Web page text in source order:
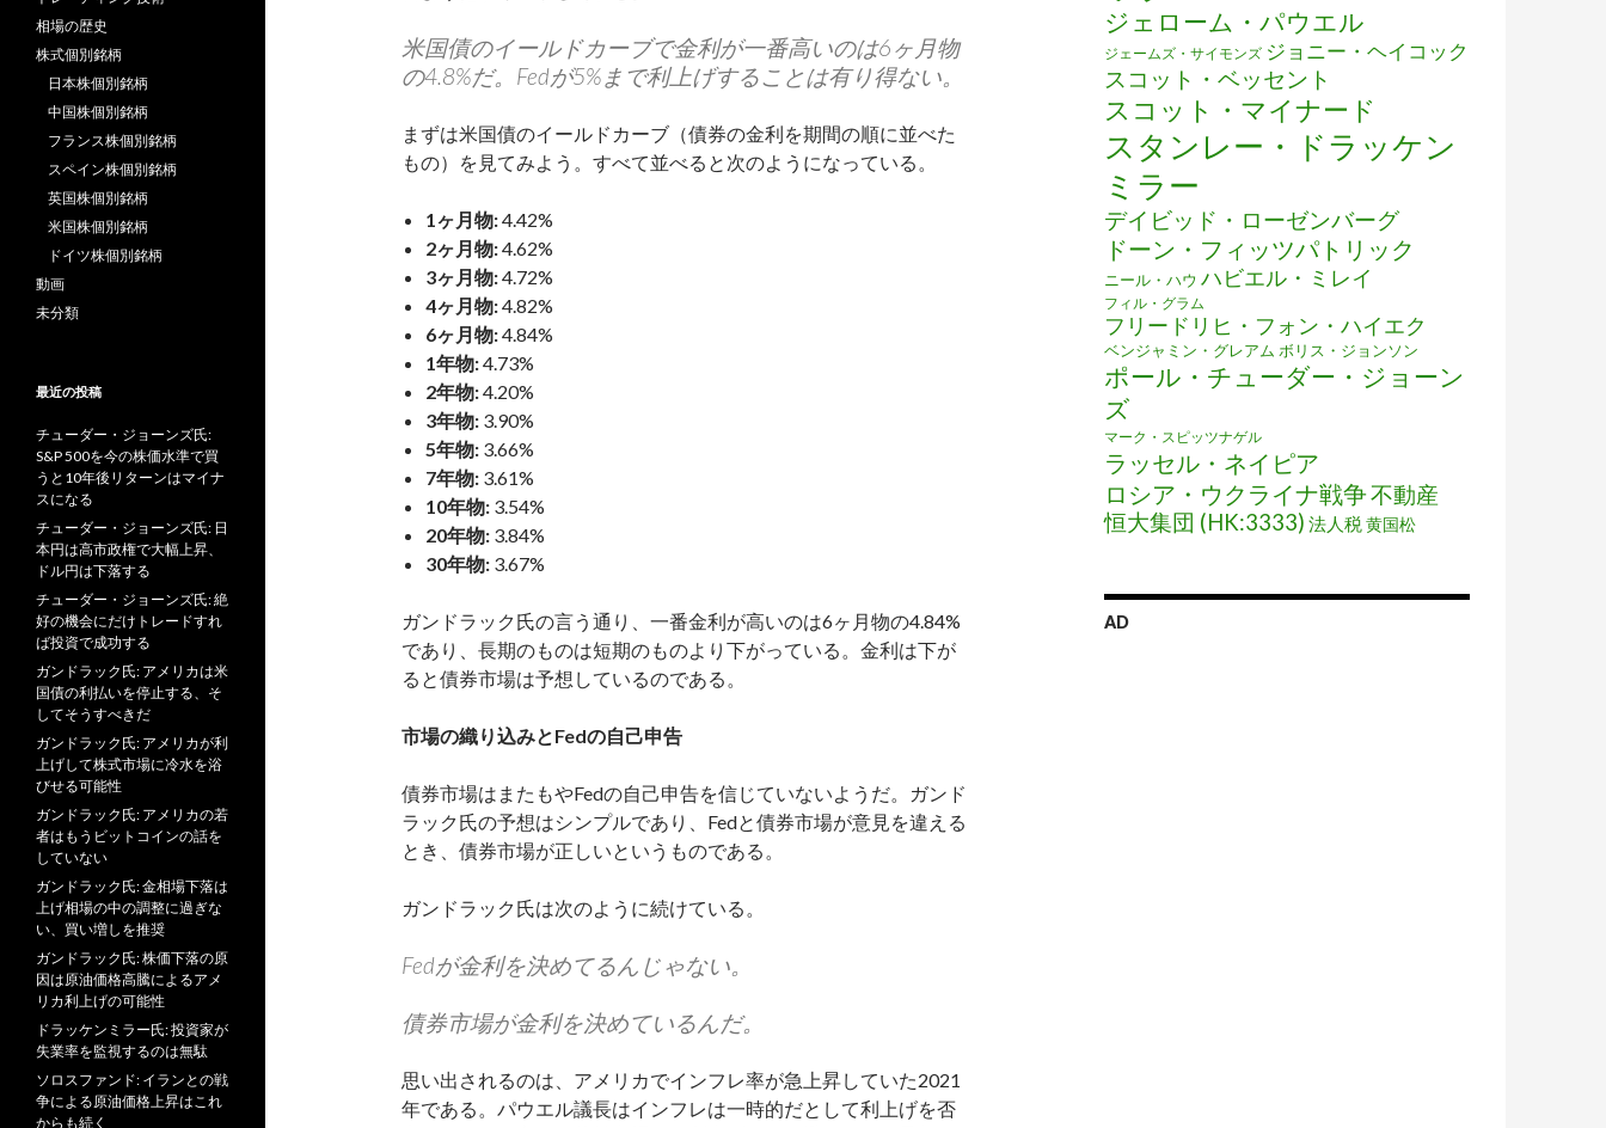
米国債のイールドカーブで金利が一番高いのは6ヶ月物
の4.8%だ。Fedが5%まで利上げすることは有り得ない。
まずは米国債のイールドカーブ（債券の金利を期間の順に並べた
もの）を見てみよう。すべて並べると次のようになっている。
1ヶ月物:4.42%
2ヶ月物:4.62%
3ヶ月物:4.72%
4ヶ月物:4.82%
6ヶ月物:4.84%
1年物:4.73%
2年物:4.20%
3年物: 3.90%
5年物: 3.66%
7年物: 3.61%
10年物: 3.54%
20年物: 3.84%
30年物: 3.67%
ガンドラック氏の言う通り、一番金利が高いのは6ヶ月物の4.84%
であり、長期のものは短期のものより下がっている。金利は下が
ると債券市場は予想しているのである。
市場の織り込みとFedの自己申告
債券市場はまたもやFedの自己申告を信じていないようだ。ガンド
ラック氏の予想はシンプルであり、Fedと債券市場が意見を違える
とき、債券市場が正しいというものである。
ガンドラック氏は次のように続けている。
Fedが金利を決めてるんじゃない。
債券市場が金利を決めているんだ。
思い出されるのは、アメリカでインフレ率が急上昇していた2021
年である。パウエル議長はインフレは一時的だとして利上げを否
ジェローム・パウエル
ジェームズ・サイモンズ ジョニー・ヘイコック
スコット・ベッセント
スコット・マイナード
スタンレー・ドラッケン
ミラー
デイビッド・ローゼンバーグ
ドーン・フィッツパトリック
ニール・ハウ ハビエル・ミレイ
フィル・グラム
フリードリヒ・フォン・ハイエク
ベンジャミン・グレアム ボリス・ジョンソン
ポール・チューダー・ジョーン
ズ
マーク・スピッツナゲル
ラッセル・ネイピア
ロシア・ウクライナ戦争不動産
恒大集団 (HK:3333) 法人税黄国松
AD
相場の歴史
株式個別銘柄
日本株個別銘柄
中国株個別銘柄
フランス株個別銘柄
スペイン株個別銘柄
英国株個別銘柄
米国株個別銘柄
ドイツ株個別銘柄
動画
未分類
最近の投稿
チューダー・ジョーンズ氏:
S&P 500を今の株価水準で買
うと10年後リターンはマイナ
スになる
チューダー・ジョーンズ氏: 日
本円は高市政権で大幅上昇、
ドル円は下落する
チューダー・ジョーンズ氏: 絶
好の機会にだけトレードすれ
ば投資で成功する
ガンドラック氏: アメリカは米
国債の利払いを停止する、そ
してそうすべきだ
ガンドラック氏: アメリカが利
上げして株式市場に冷水を浴
びせる可能性
ガンドラック氏: アメリカの若
者はもうビットコインの話を
していない
ガンドラック氏: 金相場下落は
上げ相場の中の調整に過ぎな
い、買い増しを推奨
ガンドラック氏: 株価下落の原
因は原油価格高騰によるアメ
リカ利上げの可能性
ドラッケンミラー氏: 投資家が
失業率を監視するのは無駄
ソロスファンド: イランとの戦
争による原油価格上昇はこれ
からも続く